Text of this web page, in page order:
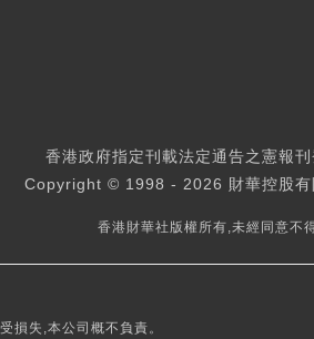
香港政府指定刊載法定通告之憲報
Copyright © 1998 - 2026 財華控股有
香港財華社版權所有,未經同意不
損失,本公司概不負責。